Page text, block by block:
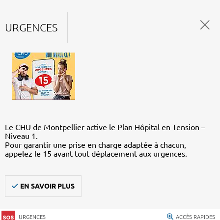
URGENCES
Le CHU de Montpellier active le Plan Hôpital en Tension –
Niveau 1.
Pour garantir une prise en charge adaptée à chacun,
appelez le 15 avant tout déplacement aux urgences.
EN SAVOIR PLUS
URGENCES ACCÈS RAPIDES